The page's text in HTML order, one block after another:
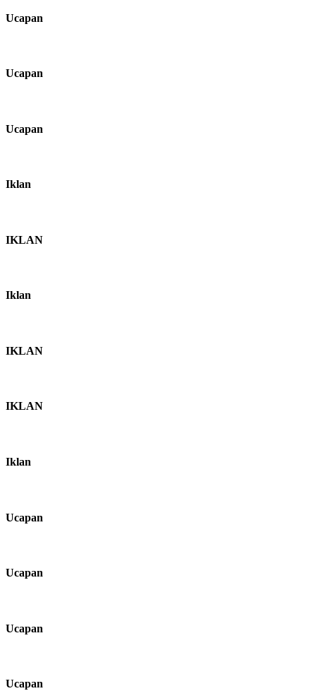
Ucapan
Ucapan
Ucapan
Iklan
IKLAN
Iklan
IKLAN
IKLAN
Iklan
Ucapan
Ucapan
Ucapan
Ucapan